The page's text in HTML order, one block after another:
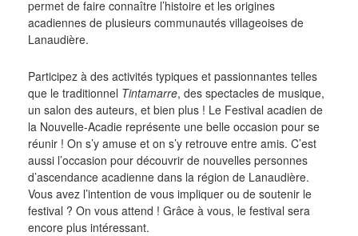
permet de faire connaître l’histoire et les origines
acadiennes de plusieurs communautés villageoises de
Lanaudière.
Participez à des activités typiques et passionnantes telles
que le traditionnel Tintamarre, des spectacles de musique,
un salon des auteurs, et bien plus ! Le Festival acadien de
la Nouvelle-Acadie représente une belle occasion pour se
réunir ! On s’y amuse et on s’y retrouve entre amis. C’est
aussi l’occasion pour découvrir de nouvelles personnes
d’ascendance acadienne dans la région de Lanaudière.
Vous avez l’intention de vous impliquer ou de soutenir le
festival ? On vous attend ! Grâce à vous, le festival sera
encore plus intéressant.